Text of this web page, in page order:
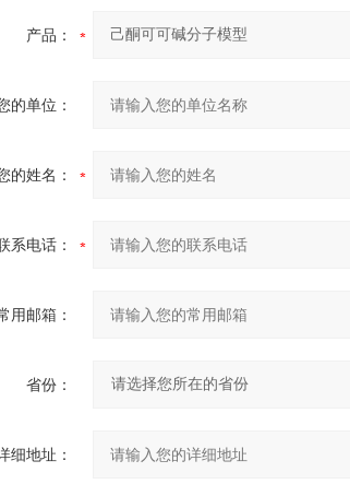
产品：
的单位：
的姓名：
系电话：
用邮箱：
省份：
细地址：